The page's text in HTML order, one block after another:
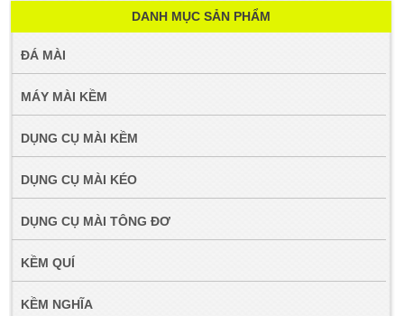
DANH MỤC SẢN PHẨM
ĐÁ MÀI
MÁY MÀI KỀM
DỤNG CỤ MÀI KỀM
DỤNG CỤ MÀI KÉO
DỤNG CỤ MÀI TÔNG ĐƠ
KỀM QUÍ
KỀM NGHĨA